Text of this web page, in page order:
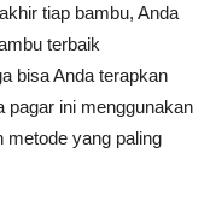
tiap bambu, Anda
terbaik
bisa Anda terapkan
pagar ini menggunakan
metode yang paling